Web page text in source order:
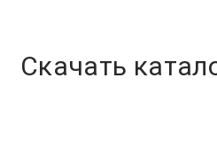
Скачать